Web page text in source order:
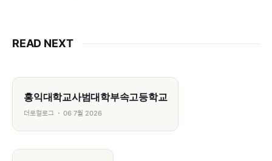
READ NEXT
홍익대학교사범대학부속고등학교
더로컬로그 06 7월 2026